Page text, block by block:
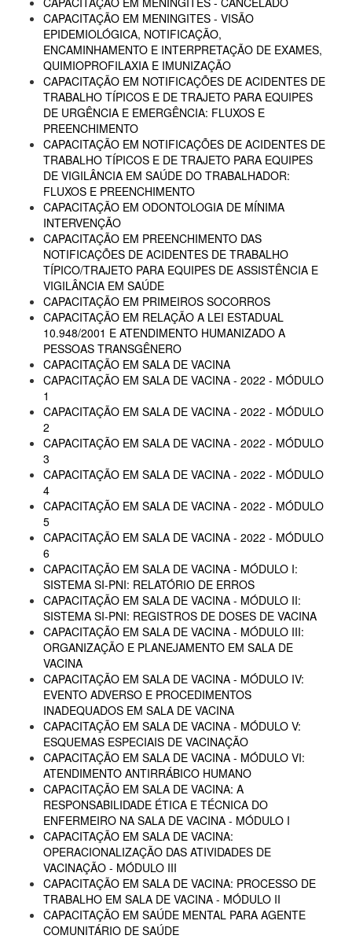
CAPACITAÇÃO EM MENINGITES - VISÃO
EPIDEMIOLÓGICA, NOTIFICAÇÃO,
ENCAMINHAMENTO E INTERPRETAÇÃO DE EXAMES,
QUIMIOPROFILAXIA E IMUNIZAÇÃO
CAPACITAÇÃO EM NOTIFICAÇÕES DE ACIDENTES DE
TRABALHO TÍPICOS E DE TRAJETO PARA EQUIPES
DE URGÊNCIA E EMERGÊNCIA: FLUXOS E
PREENCHIMENTO
CAPACITAÇÃO EM NOTIFICAÇÕES DE ACIDENTES DE
TRABALHO TÍPICOS E DE TRAJETO PARA EQUIPES
DE VIGILÂNCIA EM SAÚDE DO TRABALHADOR:
FLUXOS E PREENCHIMENTO
CAPACITAÇÃO EM ODONTOLOGIA DE MÍNIMA
INTERVENÇÃO
CAPACITAÇÃO EM PREENCHIMENTO DAS
NOTIFICAÇÕES DE ACIDENTES DE TRABALHO
TÍPICO/TRAJETO PARA EQUIPES DE ASSISTÊNCIA E
VIGILÂNCIA EM SAÚDE
CAPACITAÇÃO EM PRIMEIROS SOCORROS
CAPACITAÇÃO EM RELAÇÃO A LEI ESTADUAL
10.948/2001 E ATENDIMENTO HUMANIZADO A
PESSOAS TRANSGÊNERO
CAPACITAÇÃO EM SALA DE VACINA
CAPACITAÇÃO EM SALA DE VACINA - 2022 - MÓDULO
1
CAPACITAÇÃO EM SALA DE VACINA - 2022 - MÓDULO
2
CAPACITAÇÃO EM SALA DE VACINA - 2022 - MÓDULO
3
CAPACITAÇÃO EM SALA DE VACINA - 2022 - MÓDULO
4
CAPACITAÇÃO EM SALA DE VACINA - 2022 - MÓDULO
5
CAPACITAÇÃO EM SALA DE VACINA - 2022 - MÓDULO
6
CAPACITAÇÃO EM SALA DE VACINA - MÓDULO I:
SISTEMA SI-PNI: RELATÓRIO DE ERROS
CAPACITAÇÃO EM SALA DE VACINA - MÓDULO II:
SISTEMA SI-PNI: REGISTROS DE DOSES DE VACINA
CAPACITAÇÃO EM SALA DE VACINA - MÓDULO III:
ORGANIZAÇÃO E PLANEJAMENTO EM SALA DE
VACINA
CAPACITAÇÃO EM SALA DE VACINA - MÓDULO IV:
EVENTO ADVERSO E PROCEDIMENTOS
INADEQUADOS EM SALA DE VACINA
CAPACITAÇÃO EM SALA DE VACINA - MÓDULO V:
ESQUEMAS ESPECIAIS DE VACINAÇÃO
CAPACITAÇÃO EM SALA DE VACINA - MÓDULO VI:
ATENDIMENTO ANTIRRÁBICO HUMANO
CAPACITAÇÃO EM SALA DE VACINA: A
RESPONSABILIDADE ÉTICA E TÉCNICA DO
ENFERMEIRO NA SALA DE VACINA - MÓDULO I
CAPACITAÇÃO EM SALA DE VACINA:
OPERACIONALIZAÇÃO DAS ATIVIDADES DE
VACINAÇÃO - MÓDULO III
CAPACITAÇÃO EM SALA DE VACINA: PROCESSO DE
TRABALHO EM SALA DE VACINA - MÓDULO II
CAPACITAÇÃO EM SAÚDE MENTAL PARA AGENTE
COMUNITÁRIO DE SAÚDE